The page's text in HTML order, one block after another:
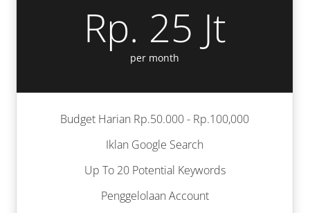
Rp. 25 Jt
per month
Budget Harian Rp.50.000 - Rp.100,000
Iklan Google Search
Up To 20 Potential Keywords
Penggelolaan Account